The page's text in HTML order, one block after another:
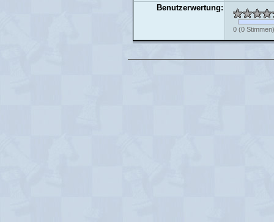
Benutzerwertung:
0 (0 Stimmen)